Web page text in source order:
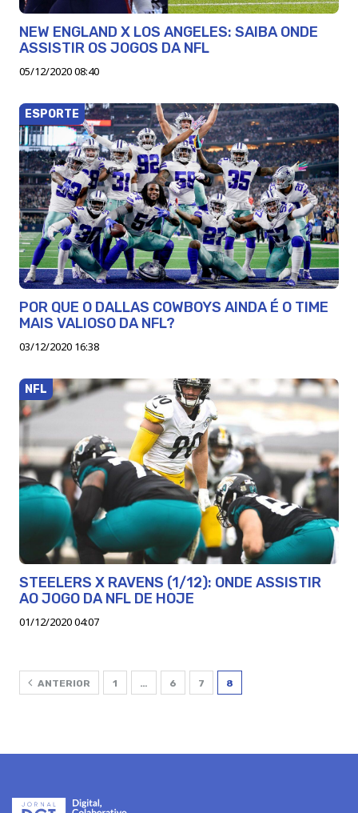
NEW ENGLAND X LOS ANGELES: SAIBA ONDE
ASSISTIR OS JOGOS DA NFL
05/12/2020 08:40
ESPORTE
POR QUE O DALLAS COWBOYS AINDA É O TIME
MAIS VALIOSO DA NFL?
03/12/2020 16:38
NFL
STEELERS X RAVENS (1/12): ONDE ASSISTIR
AO JOGO DA NFL DE HOJE
01/12/2020 04:07
ANTERIOR 1 … 6 7 8